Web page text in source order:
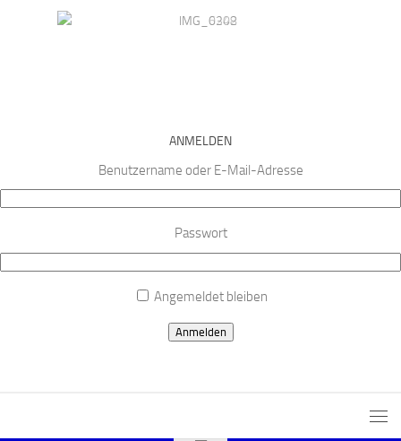
ANMELDEN
Benutzername oder E-Mail-Adresse
Passwort
Angemeldet bleiben
Anmelden